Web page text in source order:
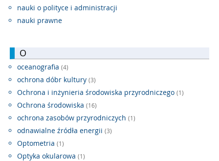
nauki o polityce i administracji
nauki prawne
O
oceanografia (4)
ochrona dóbr kultury (3)
Ochrona i inżynieria środowiska przyrodniczego (1)
Ochrona środowiska (16)
ochrona zasobów przyrodniczych (1)
odnawialne źródła energii (3)
Optometria (1)
Optyka okularowa (1)